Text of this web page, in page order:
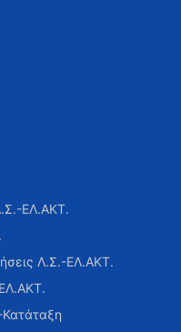
ΕΛ.ΑΚΤ.
Λ.Σ.-ΕΛ.ΑΚΤ.